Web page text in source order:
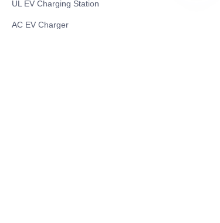
UL EV Charging Station
AC EV Charger
HIN